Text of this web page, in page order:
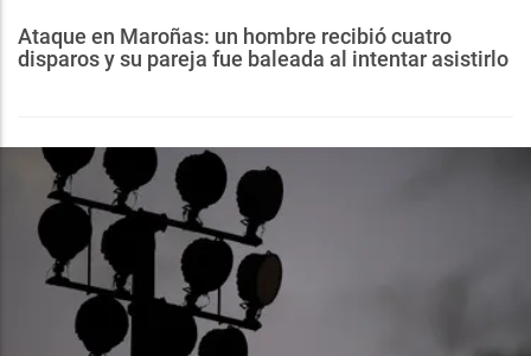
Ataque en Maroñas: un hombre recibió cuatro
disparos y su pareja fue baleada al intentar asistirlo